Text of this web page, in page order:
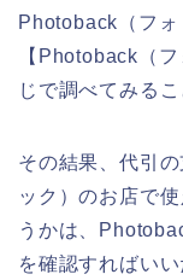
Photoback（フォ
【Photoback（
じで調べてみるこ
その結果、代引
ック）のお店で
うかは、
を確認すればい